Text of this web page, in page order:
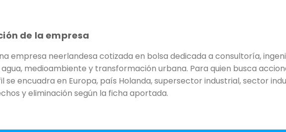
de la empresa
empresa neerlandesa cotizada en bolsa dedicada a consultoría,
medioambiente y transformación urbana. Para quien busca
se encuadra en Europa, país Holanda, supersector industrial, sector
y eliminación según la ficha aportada.